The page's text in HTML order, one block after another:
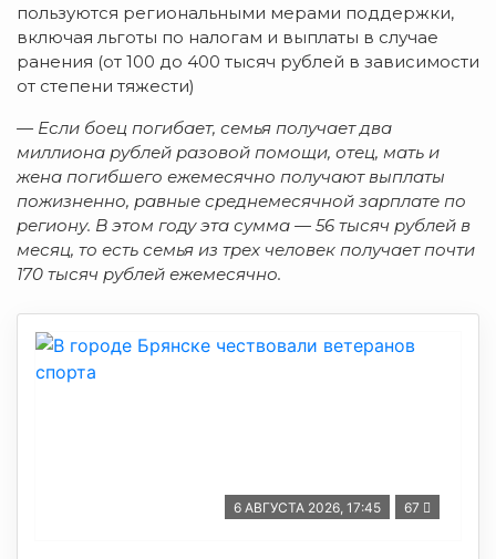
пользуются региональными мерами поддержки,
включая льготы по налогам и выплаты в случае
ранения (от 100 до 400 тысяч рублей в зависимости
от степени тяжести)
— Если боец погибает, семья получает два
миллиона рублей разовой помощи, отец, мать и
жена погибшего ежемесячно получают выплаты
пожизненно, равные среднемесячной зарплате по
региону. В этом году эта сумма — 56 тысяч рублей в
месяц, то есть семья из трех человек получает почти
170 тысяч рублей ежемесячно.
6 АВГУСТА 2026, 17:45 67